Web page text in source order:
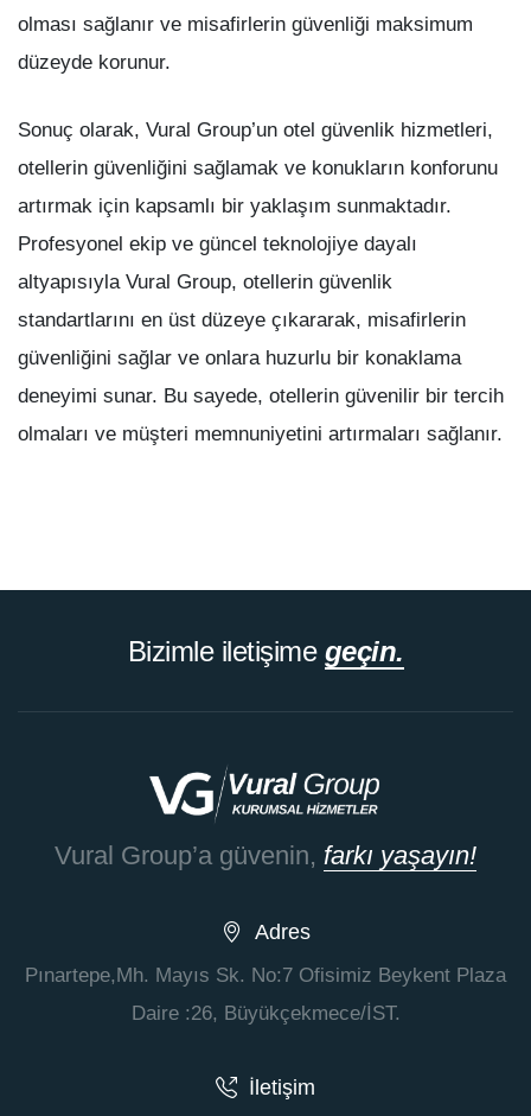
olması sağlanır ve misafirlerin güvenliği maksimum
düzeyde korunur.
Sonuç olarak, Vural Group’un otel güvenlik hizmetleri,
otellerin güvenliğini sağlamak ve konukların konforunu
artırmak için kapsamlı bir yaklaşım sunmaktadır.
Profesyonel ekip ve güncel teknolojiye dayalı
altyapısıyla Vural Group, otellerin güvenlik
standartlarını en üst düzeye çıkararak, misafirlerin
güvenliğini sağlar ve onlara huzurlu bir konaklama
deneyimi sunar. Bu sayede, otellerin güvenilir bir tercih
olmaları ve müşteri memnuniyetini artırmaları sağlanır.
Bizimle iletişime geçin.
Vural Group’a güvenin, farkı yaşayın!
Adres
Pınartepe,Mh. Mayıs Sk. No:7 Ofisimiz Beykent Plaza
Daire :26, Büyükçekmece/İST.
İletişim